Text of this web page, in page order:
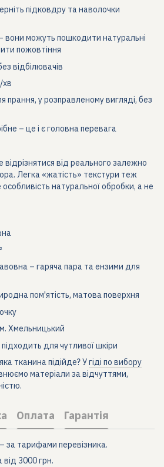
підковдру та наволочки
вони можуть пошкодити натуральні
пожовтіння
відбілювачів
хв
прання, у розправленому вигляді, без
– це і є головна перевага
відрізнятися від реального залежно
Легка «жатість» текстури теж
натуральної обробки, а не
– гаряча пара та ензими для
пом'ятість, матова поверхня
Хмельницький
підходить для чутливої шкіри
тканина підійде? Угіді по вибору
матеріали за відчуттями,
Оплата Гарантія
за тарифами перевізника.
3000 грн.